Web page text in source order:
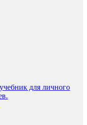
для личного